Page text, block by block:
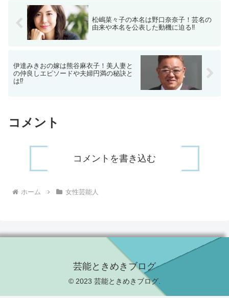
松嶋菜々子の本名は野口奈奈子！芸名の
由来や本名を公表した動機に迫る‼
伊達みきおの嫁は熊谷麻衣子！美人妻と
の仲良しエピソードや夫婦円満の秘訣と
は⁉
コメント
コメントを書き込む
ホーム 女性芸能人
芸能ときめきブログ
© 2023 芸能ときめきブログ.